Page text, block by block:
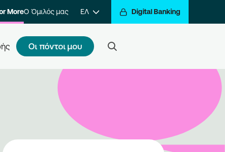
MoreΟ Όμιλός μας ΕΛ Digital Banking
κάνω εγγραφή
ένα βήμα πιο κοντά στην
των συναλλαγών σας.
στο πρόγραμμα και να
του Go For More.
Οι πόντοι μου